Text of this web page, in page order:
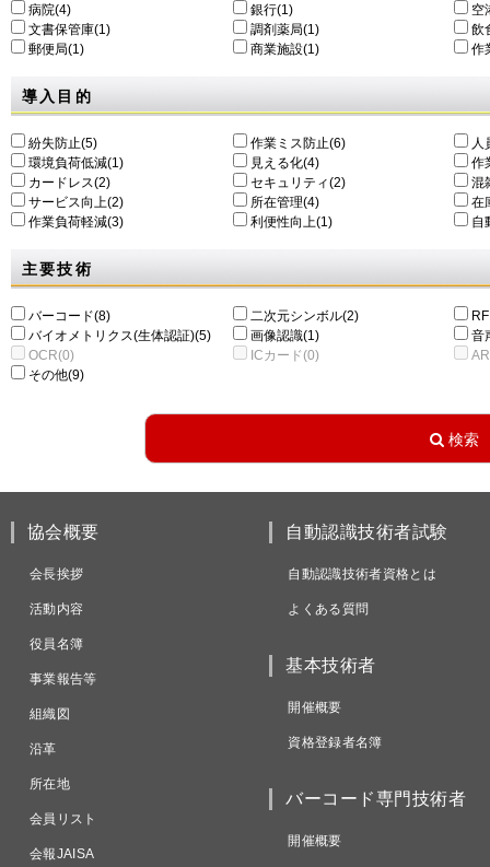
病院(4)
銀行(1)
空
文書保管庫(1)
調剤薬局(1)
飲
郵便局(1)
商業施設(1) 作
導入目的
紛失防止(5) 作業ミス防止(6)
人
環境負荷低減(1)
⾒える化(4)
作
カードレス(2)
セキュリティ(2)
混
サービス向上(2)
所在管理(4)
在
作業負荷軽減(3)
利便性向上(1) 自
主要技術
バーコード(8) 二次元シンボル(2)
バイオメトリクス(生体認証)(5)
画像認識(1)
音
OCR(0)
ICカード(0)
その他(9)
協会概要
会長挨拶
活動内容
役員名簿
事業報告等
組織図
沿革
所在地
会員リスト
会報JAISA
自動認識技術者試験
自動認識技術者資格とは
よくある質問
基本技術者
開催概要
資格登録者名簿
バーコード専門技術者
開催概要